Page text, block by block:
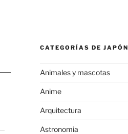
CATEGORÍAS DE JAPÓN
Animales y mascotas
Anime
Arquitectura
Astronomia